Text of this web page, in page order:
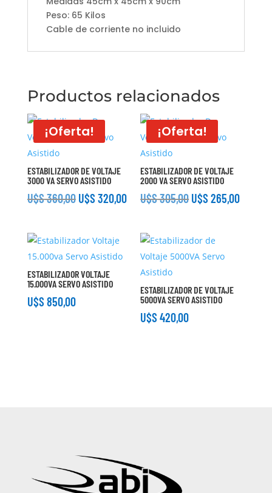
Peso: 65 Kilos
Cable de corriente no incluido
Productos relacionados
¡Oferta!
ESTABILIZADOR DE VOLTAJE
3000 VA SERVO ASISTIDO
U$S360,00 El
era:
U$S 360,00.
U$S 320,00El
U$S 320,00.
¡Oferta!
ESTABILIZADOR DE VOLTAJE
2000 VA SERVO ASISTIDO
U$S305,00 El
era:
U$S 305,00.
U$S 265,00El
ESTABILIZADOR VOLTAJE
15.000VA SERVO ASISTIDO
U$S 850,00
ESTABILIZADOR DE VOLTAJE
5000VA SERVO ASISTIDO
U$S 420,00